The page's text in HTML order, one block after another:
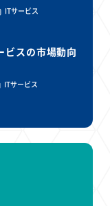
ITサービス
ビスの市場動向
ITサービス